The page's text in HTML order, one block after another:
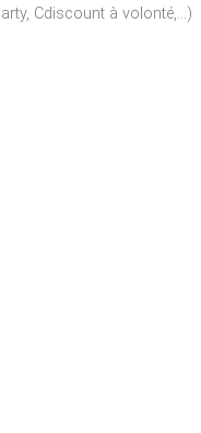
Cdiscount à volonté,...)